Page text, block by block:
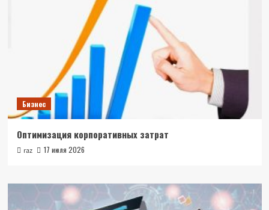
Бизнес
Оптимизация корпоративных затрат
raz 17 июля 2026